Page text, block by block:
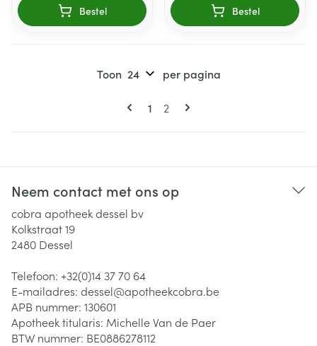
Bestel Bestel
Pagina's
U lees momenteel pagina
1 Pagina
2
Toon per pagina
Neem contact met ons op
cobra apotheek dessel bv
Kolkstraat 19
2480 Dessel
Telefoon: +32(0)14 37 70 64
E-mailadres: dessel@apotheekcobra.be
APB nummer: 130601
Apotheek titularis: Michelle Van de Paer
BTW nummer: BE0886278112